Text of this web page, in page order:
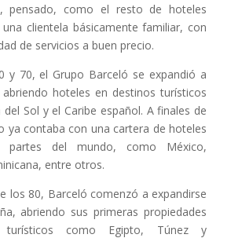
pensado, como el resto de hoteles
una clientela básicamente familiar, con
de servicios a buen precio.
y 70, el Grupo Barceló se expandió a
hoteles en destinos turísticos
Sol y el Caribe español. A finales de
ya contaba con una cartera de hoteles
partes del mundo, como México,
entre otros.
los 80, Barceló comenzó a expandirse
abriendo sus primeras propiedades
turísticos como Egipto, Túnez y